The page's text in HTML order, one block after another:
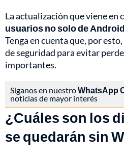
La actualización que viene en
usuarios no solo de
Tenga en cuenta que, por
de seguridad para evitar
importantes.
Síganos en nuestroWhatsApp
noticias de mayor interés
¿Cuáles son los
se quedarán sin